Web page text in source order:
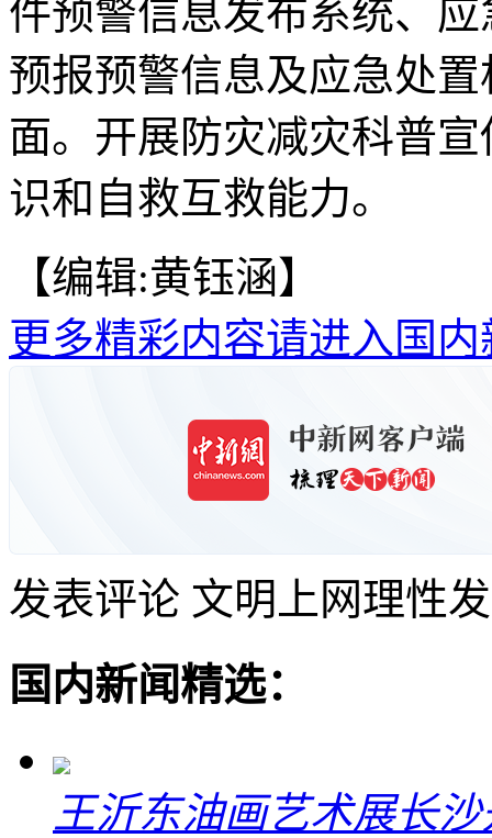
件预警信息发布系统、
预报预警信息及应急处
面。开展防灾减灾科普
识和自救互救能力。
【编辑:黄钰涵】
更多精彩内容请进入国内
发表评论 文明上网理性
国内新闻精选：
王沂东油画艺术展长